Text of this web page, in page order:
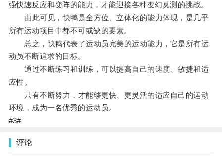
强快速反应和变阵的能力，才能迎接各种变幻莫测的挑战。
由此可见，快鸭是全方位、立体化的能力体现，是几乎
所有运动项目中都不可或缺的要素。
总之，快鸭代表了运动员完美的运动能力，它是所有运
动员不断追求的目标。
通过不断练习和训练，可以提高自己的速度、敏捷和适
应性。
只有不断努力，才能够更快、更灵活的适应自己的运动
环境，成为一名优秀的运动员。
#3#
评论